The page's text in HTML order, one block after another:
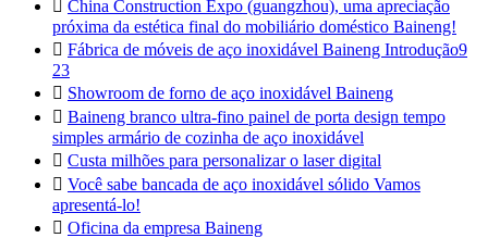
China Construction Expo (guangzhou), uma apreciação
próxima da estética final do mobiliário doméstico Baineng!
 Fábrica de móveis de aço inoxidável Baineng Introdução9
23
 Showroom de forno de aço inoxidável Baineng
 Baineng branco ultra-fino painel de porta design tempo
simples armário de cozinha de aço inoxidável
 Custa milhões para personalizar o laser digital
 Você sabe bancada de aço inoxidável sólido Vamos
apresentá-lo!
 Oficina da empresa Baineng